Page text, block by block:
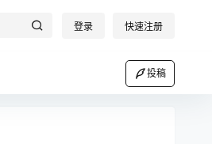
登录 快速注册
投稿